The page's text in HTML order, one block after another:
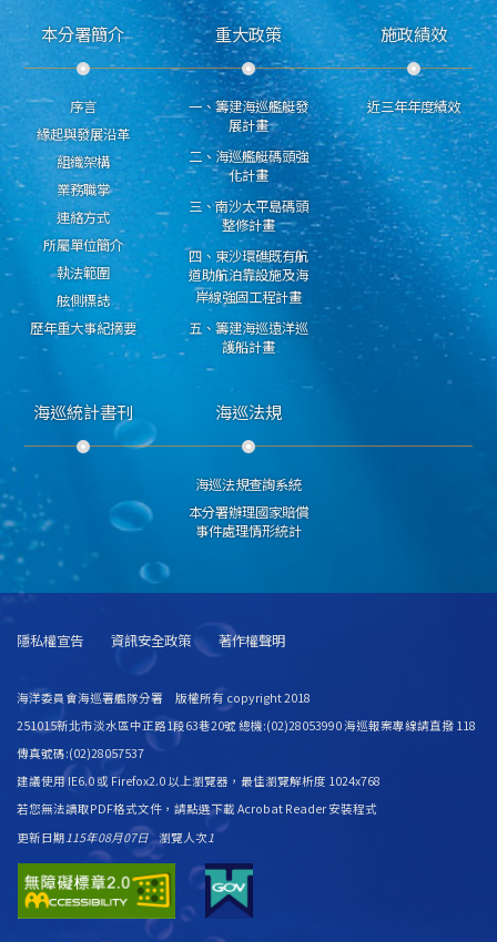
本分署簡介
序言
緣起與發展沿革
組織架構
業務職掌
連絡方式
所屬單位簡介
執法範圍
舷側標誌
歷年重大事紀摘要
重大政策
一、籌建海巡艦艇發
展計畫
二、海巡艦艇碼頭強
化計畫
三、南沙太平島碼頭
整修計畫
四、東沙環礁既有航
道助航泊靠設施及海
岸線強固工程計畫
五、籌建海巡遠洋巡
護船計畫
施政績效
近三年年度績效
海巡統計書刊 海巡法規
海巡法規查詢系統
本分署辦理國家賠償
事件處理情形統計
隱私權宣告 資訊安全政策 著作權聲明
海洋委員會海巡署艦隊分署 版權所有 copyright 2018
251015新北市淡水區中正路1段63巷20號 總機:(02)28053990 海巡報案專線請直撥 118
傳真號碼:(02)28057537
建議使用 IE6.0 或 Firefox2.0 以上瀏覽器，最佳瀏覽解析度 1024x768
若您無法讀取PDF格式文件，請點選下載 Acrobat Reader 安裝程式
更新日期115年08月07日 瀏覽人次1